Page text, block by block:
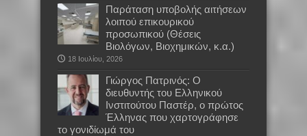
Παράταση υποβολής αιτήσεων
λοιπού επικουρικού
προσωπικού (Θέσεις
Βιολόγων, Βιοχημικών, κ.α.)
18 Ιουλίου, 2026
Γιώργος Πατρινός: Ο
διευθυντής του Ελληνικού
Ινστιτούτου Παστέρ, ο πρώτος
Έλληνας που χαρτογράφησε
το γονιδίωμά του